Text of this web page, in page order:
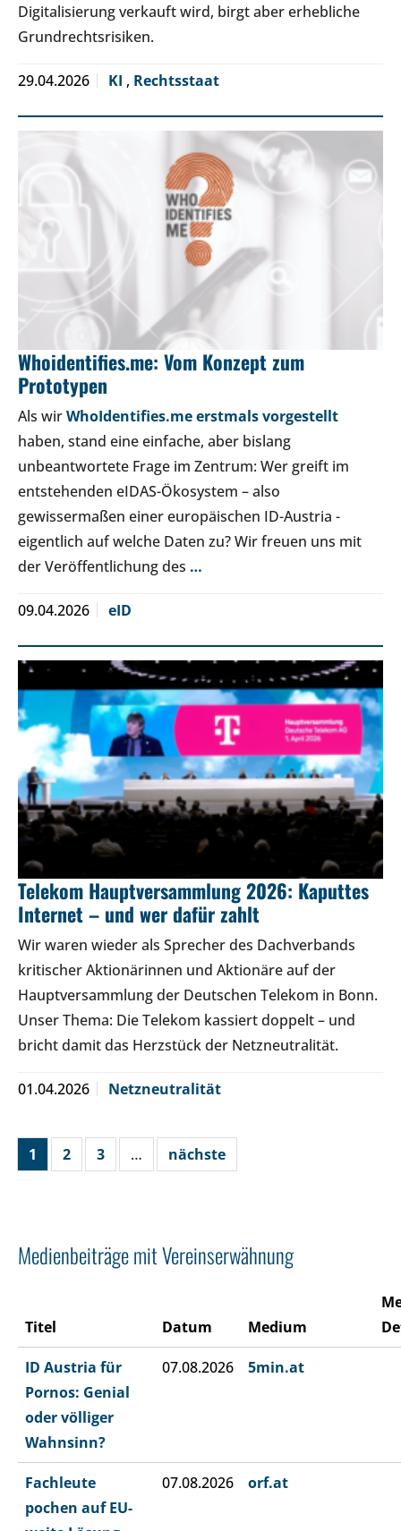
Digitalisierung verkauft wird, birgt aber erhebliche
Grundrechtsrisiken.
29.04.2026 KI , Rechtsstaat
Whoidentifies.me: Vom Konzept zum
Prototypen
Als wirWhoIdentifies.me erstmals vorgestellt
haben, stand eine einfache, aber bislang
unbeantwortete Frage im Zentrum: Wer greift im
entstehenden eIDAS-Ökosystem – also
gewissermaßen einer europäischen ID-Austria -
eigentlich auf welche Daten zu? Wir freuen uns mit
der Veröffentlichung des …
09.04.2026 eID
Telekom Hauptversammlung 2026: Kaputtes
Internet – und wer dafür zahlt
Wir waren wieder als Sprecher des Dachverbands
kritischer Aktionärinnen und Aktionäre auf der
Hauptversammlung der Deutschen Telekom in Bonn.
Unser Thema: Die Telekom kassiert doppelt – und
bricht damit das Herzstück der Netzneutralität.
01.04.2026 Netzneutralität
1 2 3 … nächste
Medienbeiträge mit Vereinserwähnung
Titel Datum Medium
ID Austria für
Pornos: Genial
oder völliger
Wahnsinn?
07.08.2026 5min.at
Fachleute
pochen auf EU-
07.08.2026 orf.at